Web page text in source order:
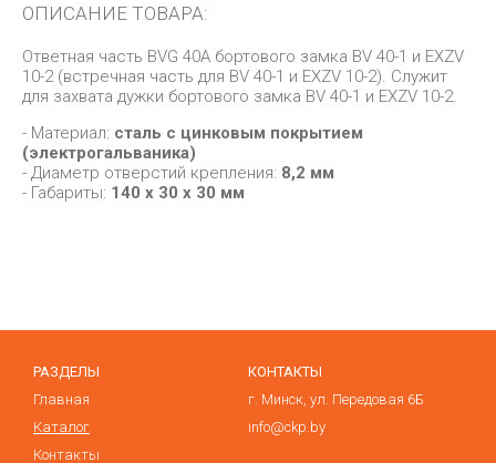
ОПИСАНИЕ ТОВАРА:
Ответная часть BVG 40A бортового замка BV 40-1 и EXZV
10-2 (встречная часть для BV 40-1 и EXZV 10-2). Служит
для захвата дужки бортового замка BV 40-1 и EXZV 10-2.
- Материал: сталь с цинковым покрытием
(электрогальваника)
- Диаметр отверстий крепления: 8,2 мм
- Габариты: 140 х 30 х 30 мм
РАЗДЕЛЫ
Главная
Каталог
Контакты
КОНТАКТЫ
г. Минск, ул. Передовая 6Б
info@ckp.by